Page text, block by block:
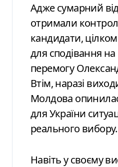
Адже сумарний
отримали
кандидати,
для сподівання
перемогу
Втім, наразі
Молдова
для України
реального вибору.
Навіть у своєму